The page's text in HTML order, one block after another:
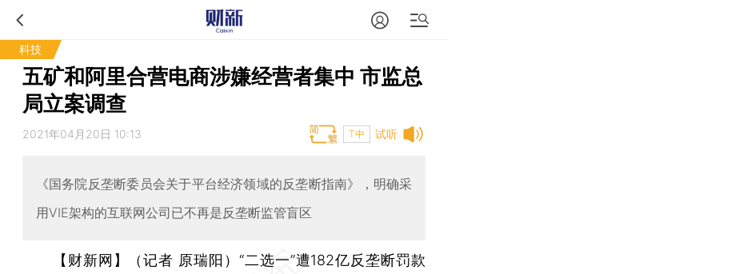
科技
五矿和阿里合营电商涉嫌经营者集中 市监总
局立案调查
试听
2021年04月20日 10:13 T中
《国务院反垄断委员会关于平台经济领域的反垄断指南》，明确采
用VIE架构的互联网公司已不再是反垄断监管盲区
【财新网】（记者 原瑞阳） “二选一”遭182亿反垄断罚款